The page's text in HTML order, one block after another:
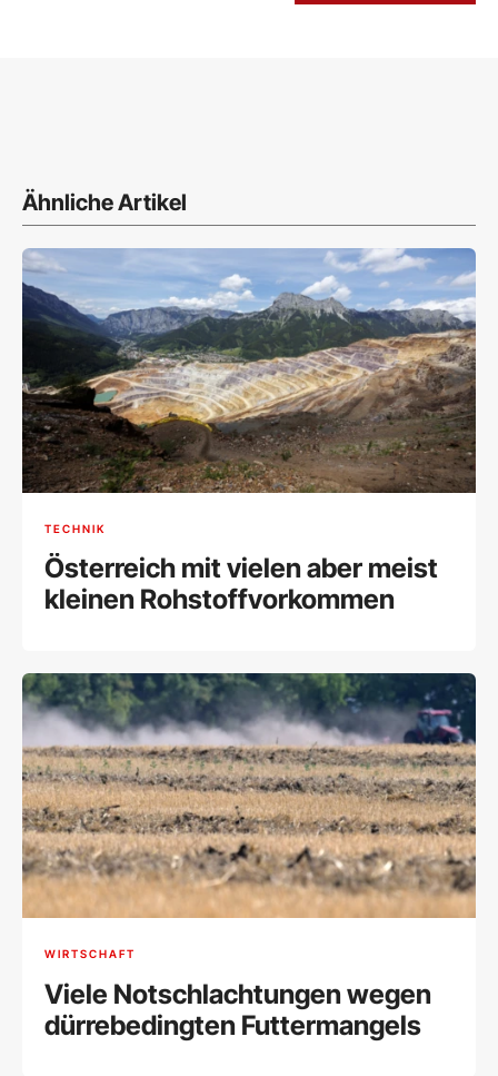
Ähnliche Artikel
TECHNIK
Österreich mit vielen aber meist
kleinen Rohstoffvorkommen
WIRTSCHAFT
Viele Notschlachtungen wegen
dürrebedingten Futtermangels